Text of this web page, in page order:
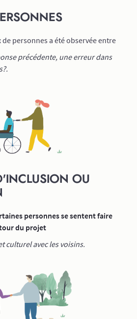
personnes a été observée entre
précédente, une erreur dans
OU
personnes se sentent faire
du projet
culturel avec les voisins.